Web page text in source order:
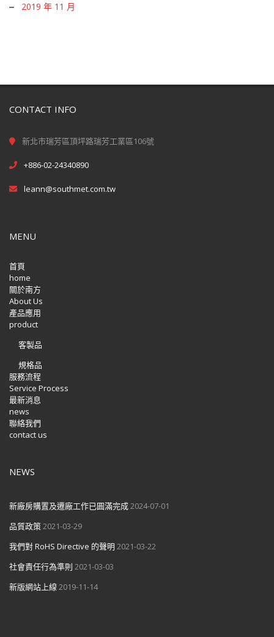
2019 年 11 月
CONTACT INFO
新北市瑞芳區頂坪路瑞芳工業區106號
+886-02-24340890
leann@southmet.com.tw
MENU
首頁
home
關於南方
About Us
產品應用
product
客製品
規格品
服務流程
Service Process
最新消息
news
聯絡我們
contact us
NEWS
新廠房購置及遷廠工作已圓滿完成2024-07-01
品質政策2021-03-29
我們對 RoHS Directive 的聲明 2021-03-22
社會責任行為準則 2021-03-03
新版網站上線 2019-11-14